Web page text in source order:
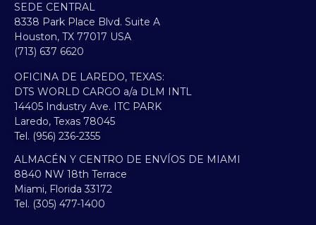
SEDE CENTRAL
8338 Park Place Blvd. Suite A
Houston, TX 77017 USA
(713) 637 6620
OFICINA DE LAREDO, TEXAS:​
DTS WORLD CARGO a/a DLM INTL
14405 Industry Ave. ITC PARK
Laredo, Texas 78045
Tel. (956) 236-2355
ALMACÉN Y CENTRO DE ENVÍOS DE MIAMI
8840 NW 18th Terrace
Miami, Florida 33172
Tel. (305) 477-1400